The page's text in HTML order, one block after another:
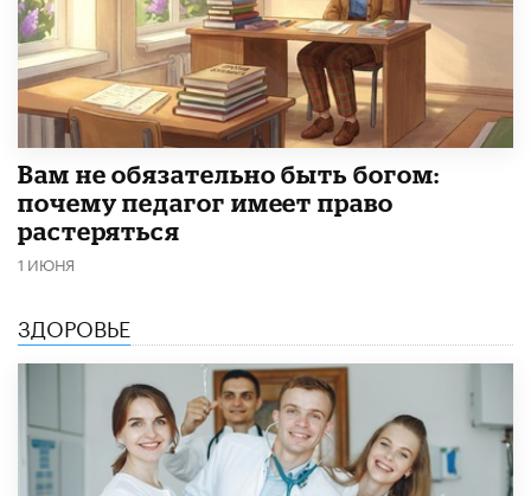
​Вам не обязательно быть богом:
почему педагог имеет право
растеряться
1 ИЮНЯ
ЗДОРОВЬЕ